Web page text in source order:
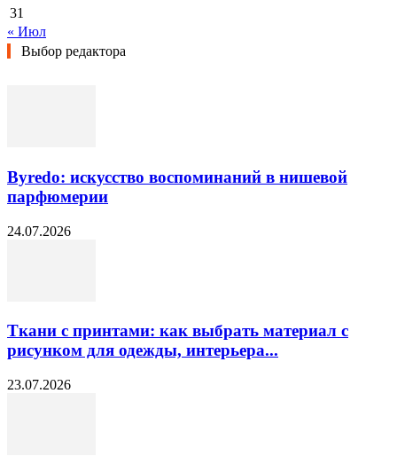
31
« Июл
Выбор редактора
Byredo: искусство воспоминаний в нишевой
парфюмерии
24.07.2026
Ткани с принтами: как выбрать материал с
рисунком для одежды, интерьера...
23.07.2026